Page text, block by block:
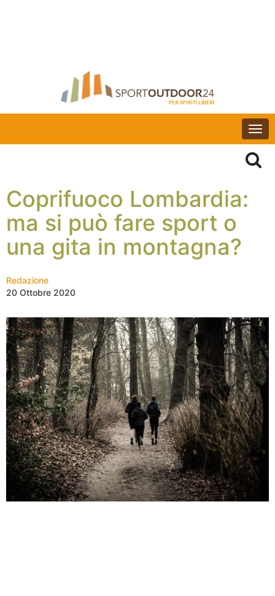
Coprifuoco Lombardia:
ma si può fare sport o
una gita in montagna?
Redazione
20 Ottobre 2020